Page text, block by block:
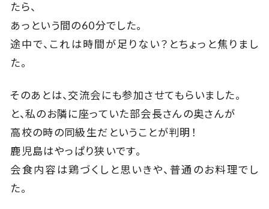
たら、
あっという間の60分でした。
途中で、これは時間が足りない？とちょっと焦りまし
た。
そのあとは、交流会にも参加させてもらいました。
と、私のお隣に座っていた部会長さんの奥さんが
高校の時の同級生だということが判明！
鹿児島はやっぱり狭いです。
会食内容は鶏づくしと思いきや、普通のお料理でし
た。